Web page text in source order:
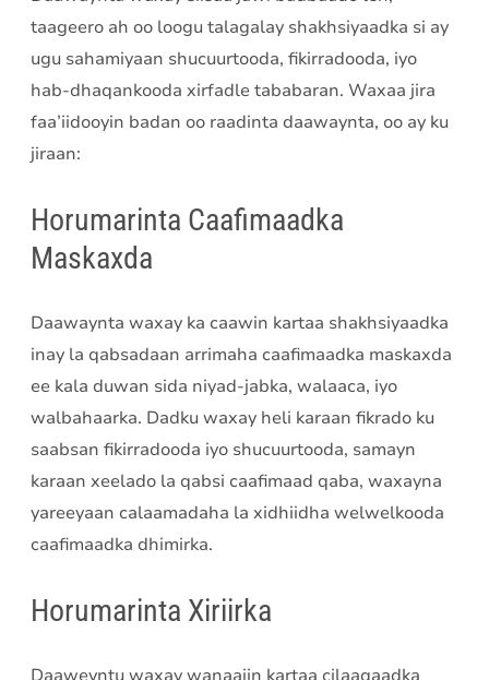
taageero ah oo loogu talagalay shakhsiyaadka si ay
ugu sahamiyaan shucuurtooda, fikirradooda, iyo
hab-dhaqankooda xirfadle tababaran. Waxaa jira
faa’iidooyin badan oo raadinta daawaynta, oo ay ku
jiraan:
Horumarinta Caafimaadka
Maskaxda
Daawaynta waxay ka caawin kartaa shakhsiyaadka
inay la qabsadaan arrimaha caafimaadka maskaxda
ee kala duwan sida niyad-jabka, walaaca, iyo
walbahaarka. Dadku waxay heli karaan fikrado ku
saabsan fikirradooda iyo shucuurtooda, samayn
karaan xeelado la qabsi caafimaad qaba, waxayna
yareeyaan calaamadaha la xidhiidha welwelkooda
caafimaadka dhimirka.
Horumarinta Xiriirka